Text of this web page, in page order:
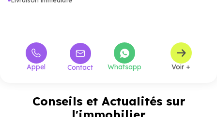
vieetproximitédes services.
Appel Contact Whatsapp Voir +
Conseils et Actualités sur